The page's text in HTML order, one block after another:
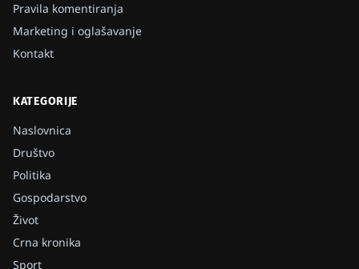
Pravila komentiranja
Marketing i oglašavanje
Kontakt
KATEGORIJE
Naslovnica
Društvo
Politika
Gospodarstvo
Život
Crna kronika
Sport